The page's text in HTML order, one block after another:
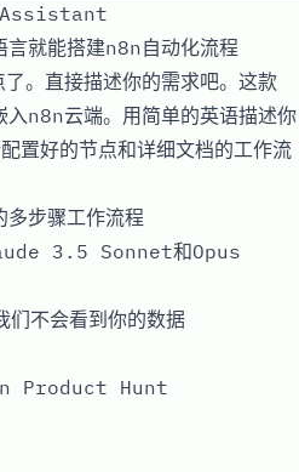
言就能搭建n8n自动化流程
。直接描述你的需求吧。这款
n8n云端。用简单的英语描述你
置好的节点和详细文档的工作流
多步骤工作流程
3.5 Sonnet和Opus
不会看到你的数据
Product Hunt